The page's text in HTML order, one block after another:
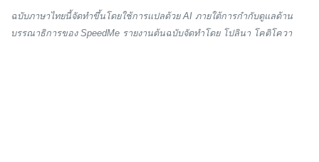
ฉบับภาษาไทยนี้จัดทำขึ้นโดยใช้การแปลด้วย AI ภายใต้การกำกับดูแลด้าน
บรรณาธิการของ SpeedMe รายงานต้นฉบับจัดทำโดย โปลินา โคติโควา